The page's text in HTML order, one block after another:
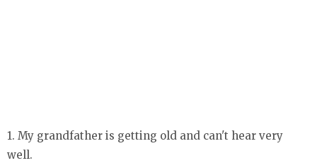
1. My grandfather is getting old and can't hear very
well.